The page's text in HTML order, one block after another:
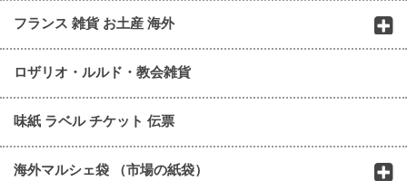
フランス 雑貨 お土産 海外
ロザリオ・ルルド・教会雑貨
味紙 ラベル チケット 伝票
海外マルシェ袋 （市場の紙袋）